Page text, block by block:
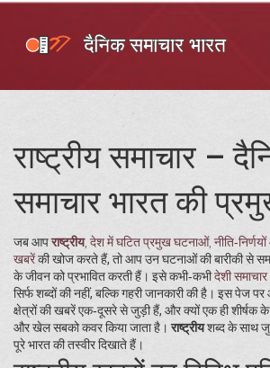
राष्ट्रीय समाचार –
समाचार भारत की
जब आपराष्ट्रीय, देश में घटित प्रमुख घटनाओं,
खबरेंकी खोज करते हैं, तो आप उन घटनाओं की बारीकी से समझ
के जीवन को प्रभावित करती हैं। इसे कभी‑कभीदेशी समाचार
सिर्फ शब्दों की नहीं, बल्कि गहरी जानकारी की है। इस पेज
क्षेत्रों की खबरें एक‑दूसरे से जुड़ी हैं, और क्यों एक ही शीर्षक के
और खेल सबको कवर किया जाता है।राष्ट्रीयशब्द के साथ
पूरे भारत की तस्वीर दिखाते हैं।